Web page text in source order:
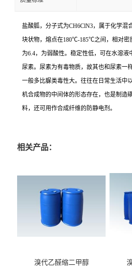
盐酸胍，分子式为CH6ClN3，属于化学混
块状物，熔点在180℃-185℃之间，相对密
为6.4，为弱酸性。稳定性低，可在水溶液
尿素。尿素为有毒物质，故其也和尿素一
一般多比脲类毒性大。往往在日常生活中
机合成物的中间体的形态存在，也是制造
料，还可用作合成纤维的防静电剂。
相关产品：
溴代乙醛缩二甲醇